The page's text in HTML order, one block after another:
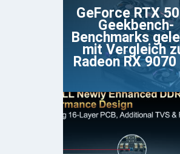
GeForce RTX
Geekbench-
Benchmarks
mit Vergleich
Radeon RX